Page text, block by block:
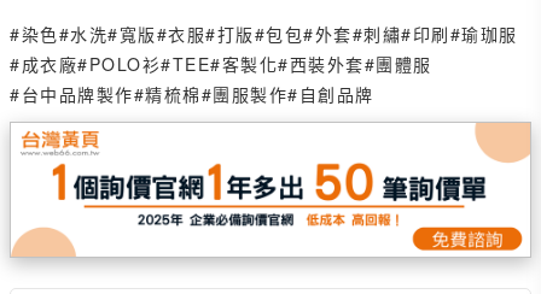
#染色#水洗#寬版#衣服#打版#包包#外套#刺繡#印刷#瑜珈服
#成衣廠#POLO衫#TEE#客製化#西裝外套#團體服
#台中品牌製作#精梳棉#團服製作#自創品牌